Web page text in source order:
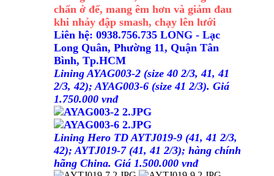
chấn ở đế, mang êm hơn và giảm đau
khi nhảy đập smash, chạy lên lưới
Liên hệ: 0938.756.735 LONG - Lạc
Long Quân, Phường 11, Quận Tân
Bình, Tp.HCM
Lining AYAG003-2 (size 40 2/3, 41, 41
2/3, 42); AYAG003-6 (size 41 2/3). Giá
1.750.000 vnđ
Lining Hero TD AYTJ019-9 (41, 41 2/3,
42); AYTJ019-7 (41, 41 2/3); hàng chính
hãng China. Giá 1.500.000 vnđ